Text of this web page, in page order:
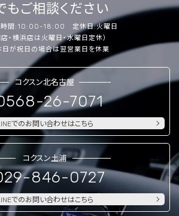
もご相談ください
時間:10:00-18:00 定休日:火曜日
店・横浜店は火曜日・水曜日定休）
が祝日の場合は翌営業日を休業
コクスン北名古屋
26-7071
でのお問い合わせはこちら
コクスン土浦
846-0727
でのお問い合わせはこちら